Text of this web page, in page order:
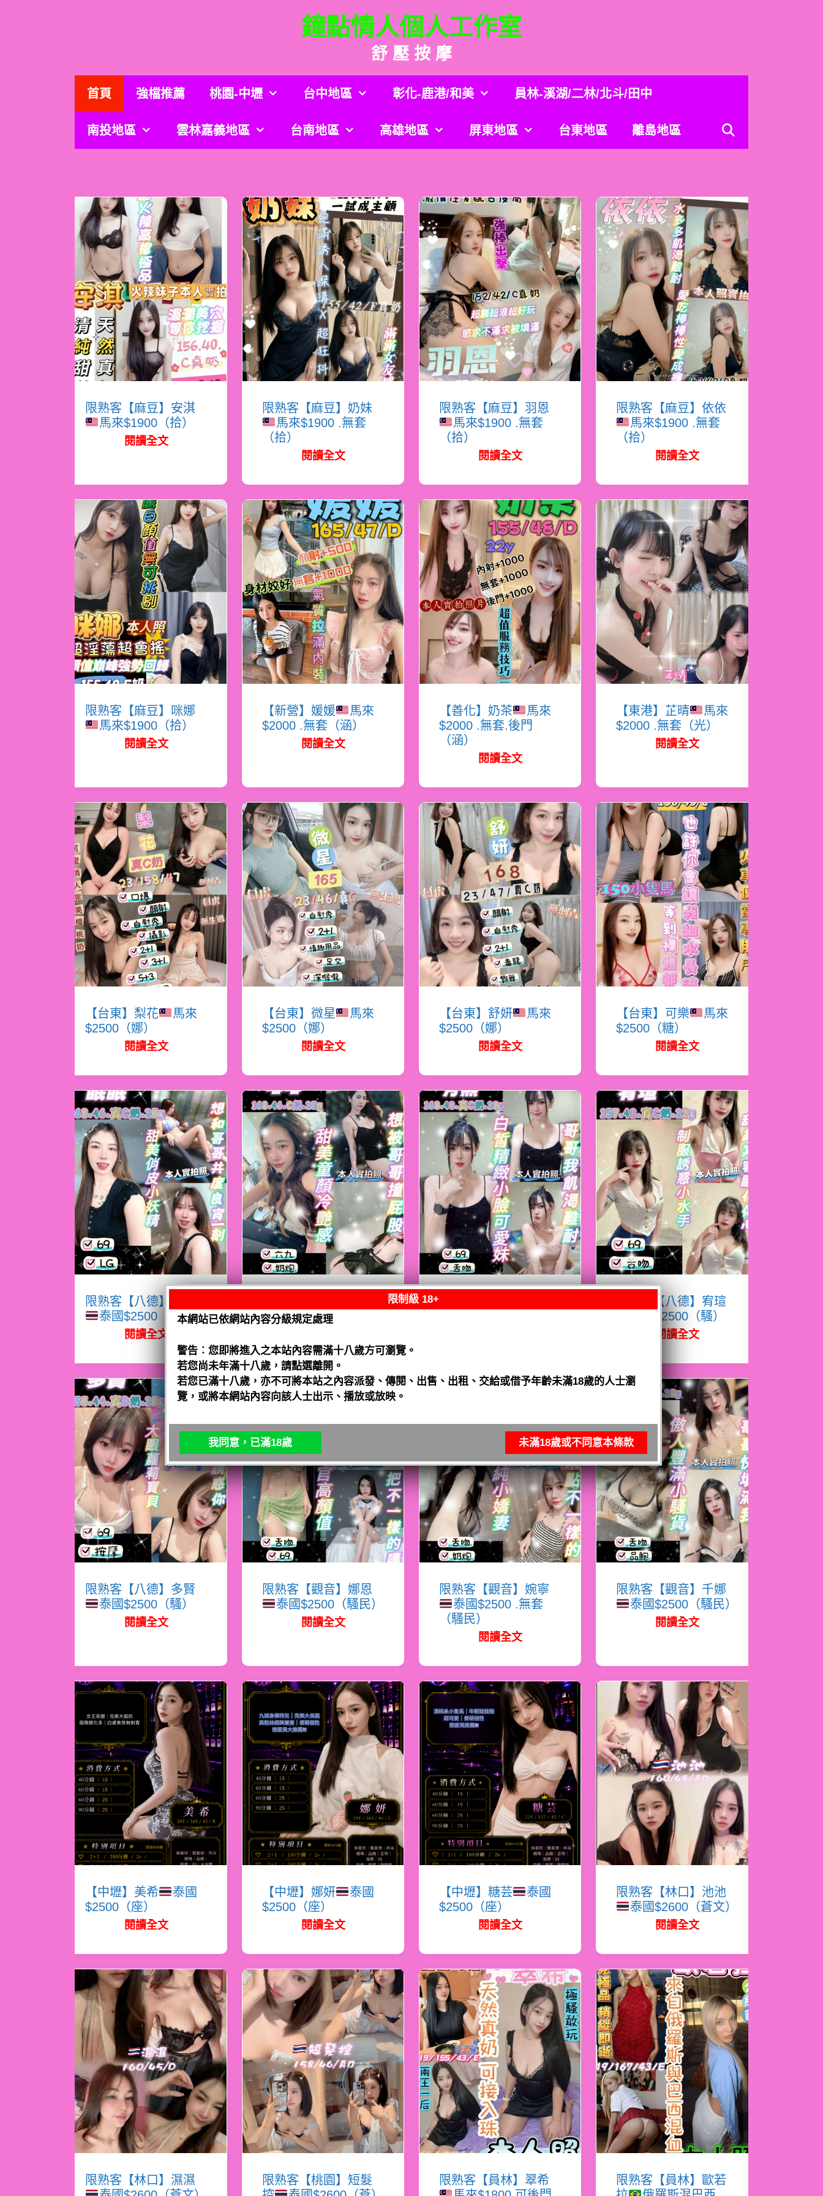
鐘點情人個人工作室
舒 壓 按 摩
首頁 強檔推薦 桃園-中壢 台中地區 彰化-鹿港/和美 員林-溪湖/二林/北斗/田中
南投地區 雲林嘉義地區 台南地區 高雄地區 屏東地區 台東地區 離島地區
限熟客【麻豆】安淇
馬來$1900（拾）
閱讀全文
限熟客【麻豆】奶妹
馬來$1900 .無套
（拾）
閱讀全文
限熟客【麻豆】羽恩
馬來$1900 .無套
（拾）
閱讀全文
限熟客【麻豆】依依
馬來$1900 .無套
（拾）
閱讀全文
限熟客【麻豆】咪娜
馬來$1900（拾）
閱讀全文
【新營】媛媛
馬來
$2000 .無套（涵）
閱讀全文
【善化】奶茶
馬來
$2000 .無套.後門
（涵）
閱讀全文
【東港】芷晴
馬來
$2000 .無套（光）
閱讀全文
【台東】梨花
馬來
$2500（娜）
閱讀全文
【台東】微星
馬來
$2500（娜）
閱讀全文
【台東】舒妍
馬來
$2500（娜）
閱讀全文
【台東】可樂
馬來
$2500（糖）
閱讀全文
限熟客【八德】眠眠
泰國$2500（騷）
閱讀全文
泰國$2500（騷）
限熟客【八德】宥瑄
泰國$2500（騷）
閱讀全文
限熟客【八德】多賢
泰國$2500（騷）
閱讀全文
限熟客【觀音】娜恩
泰國$2500（騷民）
閱讀全文
限熟客【觀音】婉寧
泰國$2500 .無套
（騷民）
閱讀全文
限熟客【觀音】千娜
泰國$2500（騷民）
閱讀全文
【中壢】美希
泰國
$2500（座）
閱讀全文
【中壢】娜妍
泰國
$2500（座）
閱讀全文
【中壢】糖芸
泰國
$2500（座）
閱讀全文
限熟客【林口】池池
泰國$2600（蒼文）
閱讀全文
限熟客【林口】濕濕
限熟客【桃園】短髮
限熟客【員林】翠希
限熟客【員林】歐若
限制級 18+
本網站已依網站內容分級規定處理
警告︰您即將進入之本站內容需滿十八歲方可瀏覽。
若您尚未年滿十八歲，請點選離開。
若您已滿十八歲，亦不可將本站之內容派發、傳閱、出售、出租、交給或借予年齡未滿18歲的人士瀏
覽，或將本網站內容向該人士出示、播放或放映。
我同意，已滿18歲 未滿18歲或不同意本條款